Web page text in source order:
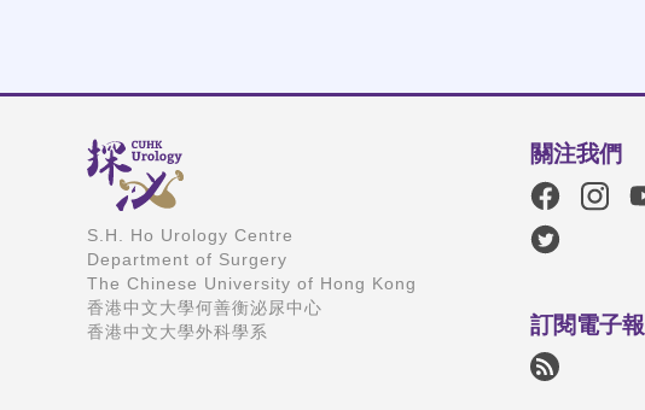
關注我們
訂閱電子報
S.H. Ho Urology Centre
Department of Surgery
The Chinese University of Hong Kong
香港中文大學何善衡泌尿中心
香港中文大學外科學系